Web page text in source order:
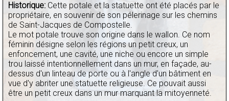
Historique: Cette potale et la statuette ont été placés par le
propriétaire, en souvenir de son pélerinage sur les chemins
de Saint-Jacques de Compostelle.
Le mot potale trouve son origine dans le wallon. Ce nom
féminin désigne selon les régions un petit creux, un
enfoncement, une cavité, une niche ou encore un simple
trou laissé intentionnellement dans un mur, en façade, au-
dessus d'un linteau de porte ou à l'angle d'un bâtiment en
vue d'y abriter une statuette religieuse. Ce pouvait aussi
être un petit creux dans un mur marquant la mitoyenneté.